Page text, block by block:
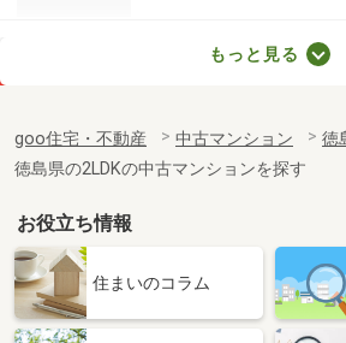
徳島県徳島市かちどき橋４
専有面積 67.2m²
間取り
3LDK
徳島県徳島市富田橋８
価 格
1,290万円
徳島県徳島市富
専有面積 65.1m²
もっと見る
goo住宅・不動産 中古マンション
徳
徳島県の2LDKの中古マンションを探す
お役立ち情報
住まいのコラム